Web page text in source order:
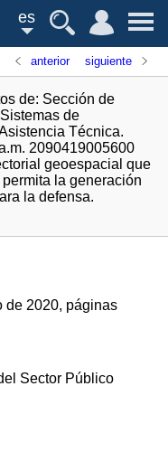
es
anterior siguiente
de: Sección de
de
Técnica.
2090419005600
geoespacial que
la generación
la defensa.
de 2020, páginas
Sector Público